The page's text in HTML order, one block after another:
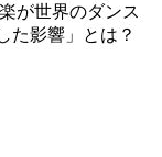
が世界のダンス
た影響」とは？